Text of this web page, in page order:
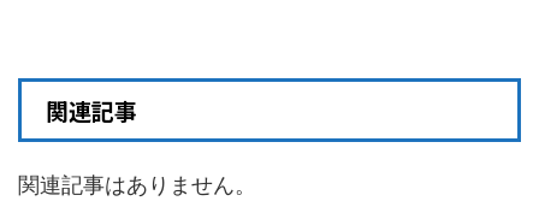
関連記事
関連記事はありません。